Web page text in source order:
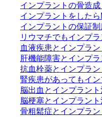
インプラントの骨造
インプラントをした
インプラントの保証制
リウマチでもインプ
血液疾患とインプラ
肝機能障害とインプ
抗血栓薬とインプラ
腎疾患があってもイ
脳出血とインプラント
脳梗塞とインプラン
骨粗鬆症とインプラ